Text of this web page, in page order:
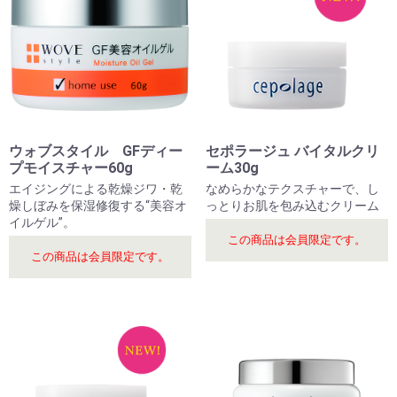
ウォブスタイル GFディー
プモイスチャー60g
エイジングによる乾燥ジワ・乾
燥しぼみを保湿修復する“美容オ
イルゲル”。
この商品は会員限定です。
セポラージュ バイタルクリ
ーム30g
なめらかなテクスチャーで、し
っとりお肌を包み込むクリーム
この商品は会員限定です。